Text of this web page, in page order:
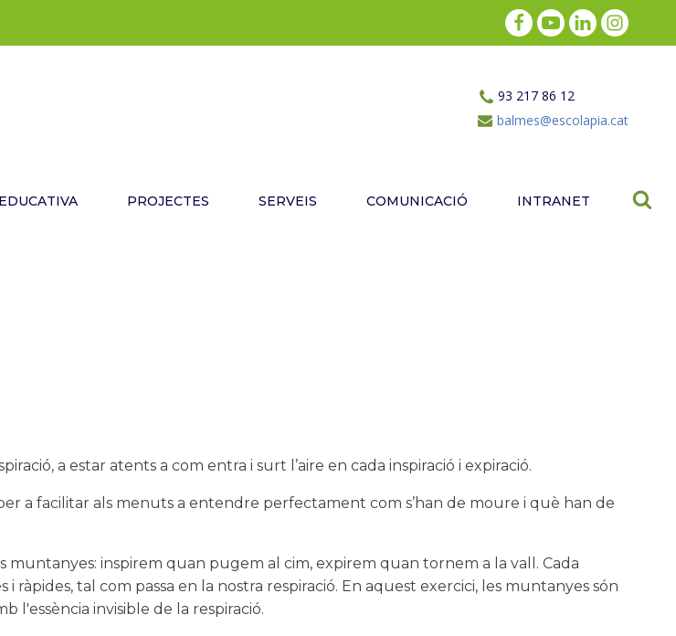
93 217 86 12
balmes@escolapia.cat
PROJECTES SERVEIS COMUNICACIÓ INTRANET
a estar atents a com entra i surt l’aire en cada inspiració i expiració.
a facilitar als menuts a entendre perfectament com s’han de moure i què han de
inspirem quan pugem al cim, expirem quan tornem a la vall. Cada
ràpides, tal com passa en la nostra respiració. En aquest exercici, les muntanyes són
l'essència invisible de la respiració.